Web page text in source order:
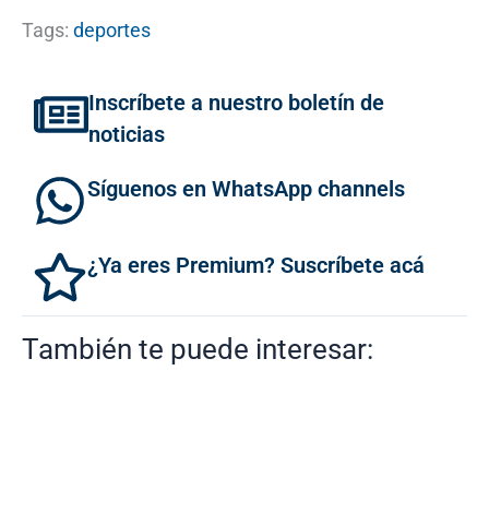
Tags: deportes
Inscríbete a nuestro boletín de
noticias
Síguenos en WhatsApp channels
¿Ya eres Premium? Suscríbete acá
También te puede interesar: